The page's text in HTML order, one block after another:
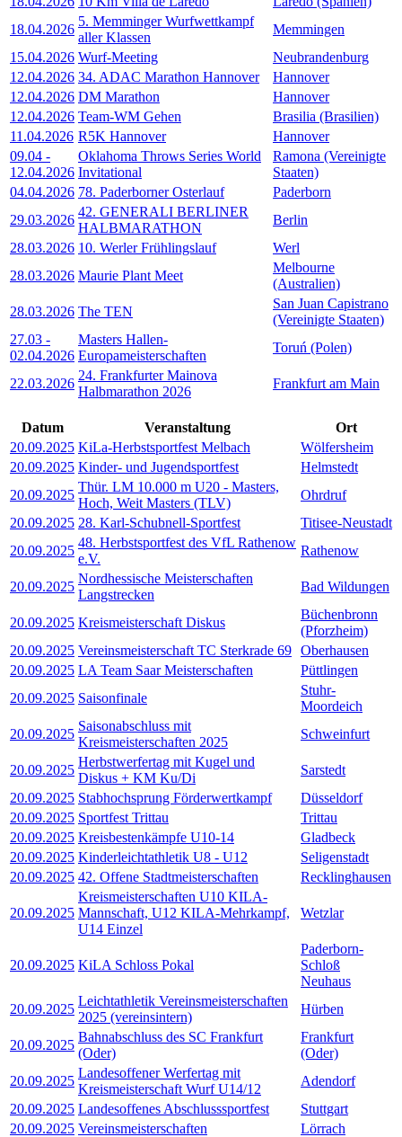
18.04.2026
5. Memminger Wurfwettkampf
aller Klassen
Memmingen
15.04.2026 Wurf-Meeting
Neubrandenburg
12.04.2026 34. ADAC Marathon Hannover
Hannover
12.04.2026 DM Marathon
Hannover
12.04.2026 Team-WM Gehen
Brasilia (Brasilien)
11.04.2026 R5K Hannover
Hannover
09.04 -
12.04.2026
Oklahoma Throws Series World
Invitational
Ramona (Vereinigte
Staaten)
04.04.2026 78. Paderborner Osterlauf
Paderborn
29.03.2026
42. GENERALI BERLINER
HALBMARATHON
Berlin
28.03.2026 10. Werler Frühlingslauf
Werl
28.03.2026 Maurie Plant Meet
Melbourne
(Australien)
28.03.2026 The TEN
San Juan Capistrano
(Vereinigte Staaten)
27.03 -
02.04.2026
Masters Hallen-
Europameisterschaften
Toruń (Polen)
22.03.2026
24. Frankfurter Mainova
Halbmarathon 2026
Frankfurt am Main
Datum Veranstaltung
Ort
20.09.2025 KiLa-Herbstsportfest Melbach
Wölfersheim
20.09.2025 Kinder- und Jugendsportfest
Helmstedt
20.09.2025
Thür. LM 10.000 m U20 - Masters,
Hoch, Weit Masters (TLV)
Ohrdruf
20.09.2025 28. Karl-Schubnell-Sportfest
Titisee-Neustadt
20.09.2025
48. Herbstsportfest des VfL Rathenow
e.V.
Rathenow
20.09.2025
Nordhessische Meisterschaften
Langstrecken
Bad Wildungen
20.09.2025 Kreismeisterschaft Diskus
Büchenbronn
(Pforzheim)
20.09.2025 Vereinsmeisterschaft TC Sterkrade 69 Oberhausen
20.09.2025 LA Team Saar Meisterschaften
Püttlingen
20.09.2025 Saisonfinale
Stuhr-
Moordeich
20.09.2025
Saisonabschluss mit
Kreismeisterschaften 2025
Schweinfurt
20.09.2025
Herbstwerfertag mit Kugel und
Diskus + KM Ku/Di
Sarstedt
20.09.2025 Stabhochsprung Förderwertkampf
Düsseldorf
20.09.2025 Sportfest Trittau
Trittau
20.09.2025 Kreisbestenkämpfe U10-14
Gladbeck
20.09.2025 Kinderleichtathletik U8 - U12
Seligenstadt
20.09.2025 42. Offene Stadtmeisterschaften Recklinghausen
20.09.2025
Kreismeisterschaften U10 KILA-
Mannschaft, U12 KILA-Mehrkampf,
U14 Einzel
Wetzlar
20.09.2025 KiLA Schloss Pokal
Paderborn-
Schloß
Neuhaus
20.09.2025
Leichtathletik Vereinsmeisterschaften
2025 (vereinsintern)
Hürben
20.09.2025
Bahnabschluss des SC Frankfurt
(Oder)
Frankfurt
(Oder)
20.09.2025
Landesoffener Werfertag mit
Kreismeisterschaft Wurf U14/12
Adendorf
20.09.2025 Landesoffenes Abschlusssportfest
Stuttgart
20.09.2025 Vereinsmeisterschaften
Lörrach